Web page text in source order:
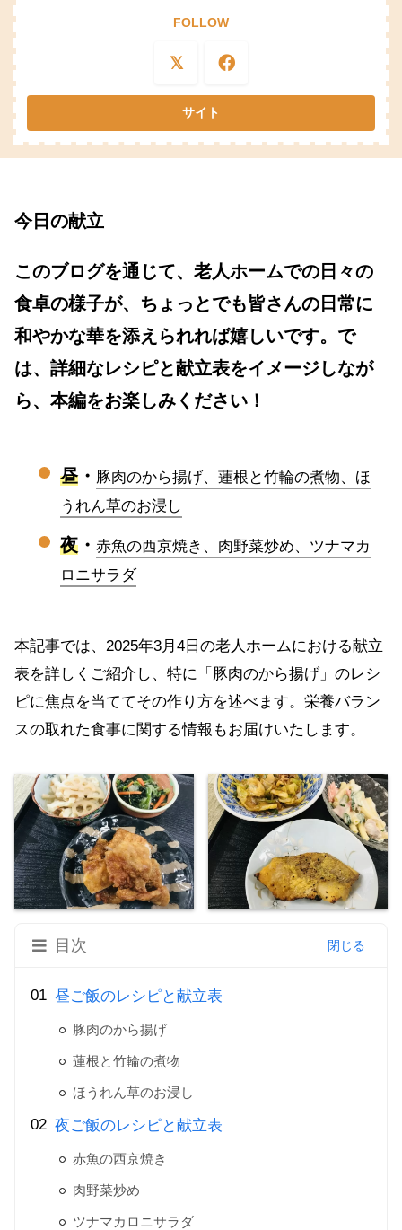
FOLLOW
今日の献立
このブログを通じて、老人ホームでの日々の
食卓の様子が、ちょっとでも皆さんの日常に
和やかな華を添えられれば嬉しいです。で
は、詳細なレシピと献立表をイメージしなが
ら、本編をお楽しみください！
昼・ 豚肉のから揚げ、蓮根と竹輪の煮物、ほ
うれん草のお浸し
夜 ・ 赤魚の西京焼き、肉野菜炒め、ツナマカ
ロニサラダ
本記事では、2025年3月4日の老人ホームにおける献立
表を詳しくご紹介し、特に「豚肉のから揚げ」のレシ
ピに焦点を当ててその作り方を述べます。栄養バラン
スの取れた食事に関する情報もお届けいたします。
目次
昼ご飯のレシピと献立表
豚肉のから揚げ
蓮根と竹輪の煮物
ほうれん草のお浸し
夜ご飯のレシピと献立表
赤魚の西京焼き
肉野菜炒め
ツナマカロニサラダ